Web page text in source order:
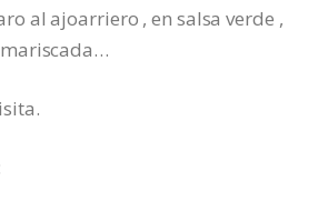
al ajoarriero , en salsa verde ,